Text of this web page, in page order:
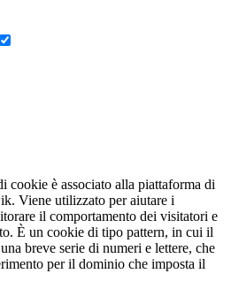
cookie è associato alla piattaforma di
Viene utilizzato per aiutare i
il comportamento dei visitatori e
È un cookie di tipo pattern, in cui il
breve serie di numeri e lettere, che
per il dominio che imposta il